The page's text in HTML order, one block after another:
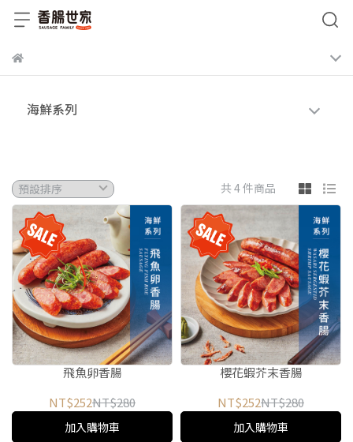
海鮮系列
共 4 件商品
飛魚卵香腸
NT$252NT$280
加入購物車
櫻花蝦芥末香腸
NT$252NT$280
加入購物車